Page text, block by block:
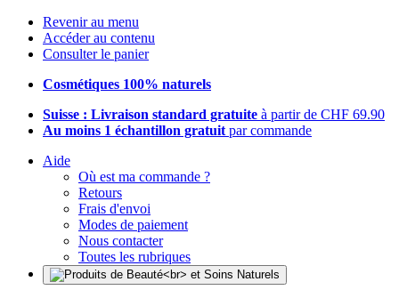
Revenir au menu
Accéder au contenu
Consulter le panier
Cosmétiques 100% naturels
Suisse : Livraison standard gratuite à partir de CHF 69.90
Au moins 1 échantillon gratuit par commande
Aide
Où est ma commande ?
Retours
Frais d'envoi
Modes de paiement
Nous contacter
Toutes les rubriques